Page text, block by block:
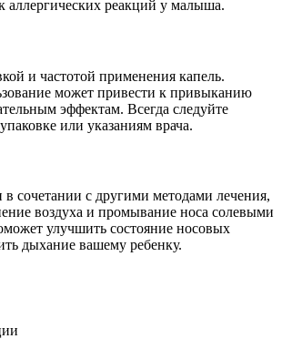
аллергических реакций у малыша.
и частотой применения капель.
может привести к привыканию
эффектам. Всегда следуйте
или указаниям врача.
в сочетании с другими методами лечения,
воздуха и промывание носа солевыми
улучшить состояние носовых
дыхание вашему ребенку.